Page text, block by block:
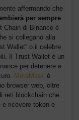
affermando che
per sempre
Chain di Binance è
si collegano alla
Wallet” o il celebre
Il Trust Wallet è un
per detenere e
MetaMask è
browser web, oltre
reti blockchain che
e ricevere token e